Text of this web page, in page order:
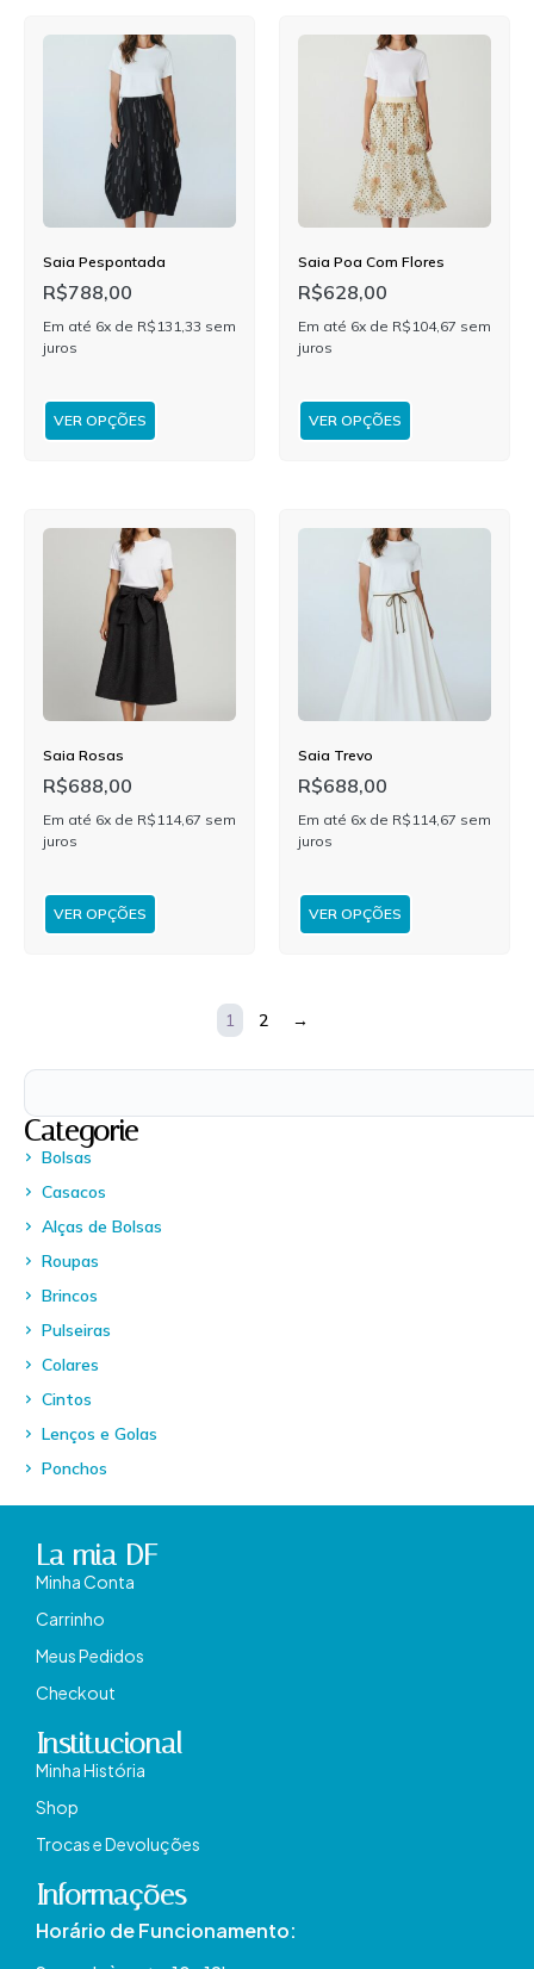
Categorie
Bolsas
Casacos
Alças de Bolsas
Roupas
Brincos
Pulseiras
Colares
Cintos
Lenços e Golas
Ponchos
Saia Pespontada
R$788,00
Em até 6x de R$ 131,33 sem
juros
VER OPÇÕES
Saia Poa Com Flores
R$628,00
Em até 6x de R$ 104,67 sem
juros
VER OPÇÕES
Saia Rosas
R$688,00
Em até 6x de R$ 114,67 sem
juros
VER OPÇÕES
Saia Trevo
R$688,00
Em até 6x de R$ 114,67 sem
juros
VER OPÇÕES
1 2 →
La mia DF
Minha Conta
Carrinho
Meus Pedidos
Checkout
Institucional
Minha História
Shop
Trocas e Devoluções
Informações
Horário de Funcionamento: